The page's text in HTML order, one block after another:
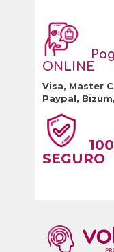
ONLINE
Visa, Master
Paypal,
SEGURO